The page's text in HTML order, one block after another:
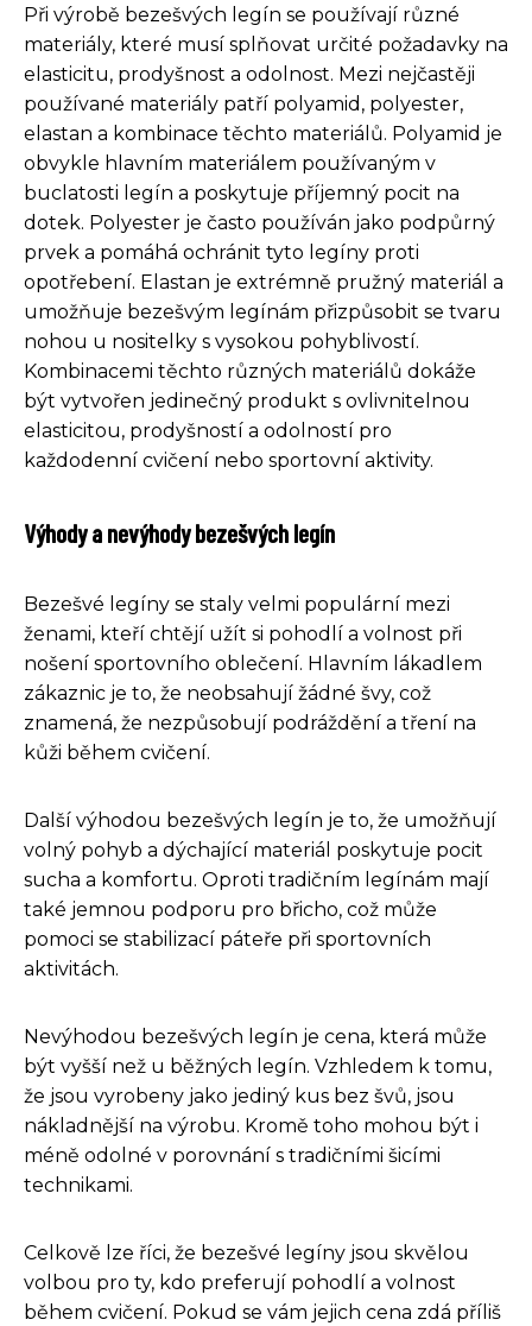
Při výrobě bezešvých legín se používají různé
materiály, které musí splňovat určité požadavky na
elasticitu, prodyšnost a odolnost. Mezi nejčastěji
používané materiály patří polyamid, polyester,
elastan a kombinace těchto materiálů. Polyamid je
obvykle hlavním materiálem používaným v
buclatosti legín a poskytuje příjemný pocit na
dotek. Polyester je často používán jako podpůrný
prvek a pomáhá ochránit tyto legíny proti
opotřebení. Elastan je extrémně pružný materiál a
umožňuje bezešvým legínám přizpůsobit se tvaru
nohou u nositelky s vysokou pohyblivostí.
Kombinacemi těchto různých materiálů dokáže
být vytvořen jedinečný produkt s ovlivnitelnou
elasticitou, prodyšností a odolností pro
každodenní cvičení nebo sportovní aktivity.
Výhody a nevýhody bezešvých legín
Bezešvé legíny se staly velmi populární mezi
ženami, kteří chtějí užít si pohodlí a volnost při
nošení sportovního oblečení. Hlavním lákadlem
zákaznic je to, že neobsahují žádné švy, což
znamená, že nezpůsobují podráždění a tření na
kůži během cvičení.
Další výhodou bezešvých legín je to, že umožňují
volný pohyb a dýchající materiál poskytuje pocit
sucha a komfortu. Oproti tradičním legínám mají
také jemnou podporu pro břicho, což může
pomoci se stabilizací páteře při sportovních
aktivitách.
Nevýhodou bezešvých legín je cena, která může
být vyšší než u běžných legín. Vzhledem k tomu,
že jsou vyrobeny jako jediný kus bez švů, jsou
nákladnější na výrobu. Kromě toho mohou být i
méně odolné v porovnání s tradičními šicími
technikami.
Celkově lze říci, že bezešvé legíny jsou skvělou
volbou pro ty, kdo preferují pohodlí a volnost
během cvičení. Pokud se vám jejich cena zdá příliš